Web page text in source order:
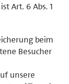
Art. 6 Abs. 1
beim
Besucher
unsere